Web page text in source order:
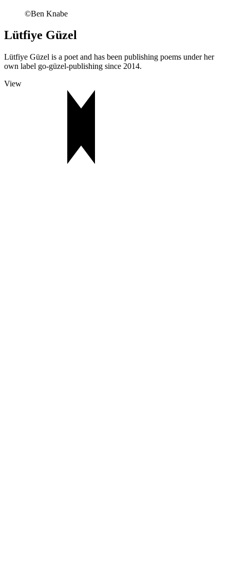
©Ben Knabe
Lütfiye Güzel
Lütfiye Güzel is a poet and has been publishing poems under her
own label go-güzel-publishing since 2014.
View